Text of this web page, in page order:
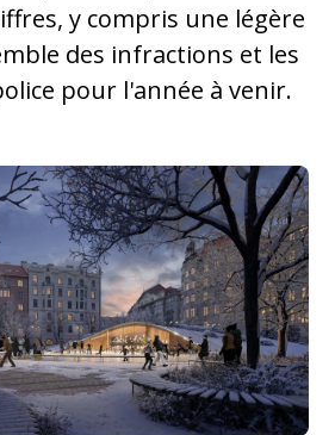
y compris une légère
des infractions et les
pour l'année à venir.